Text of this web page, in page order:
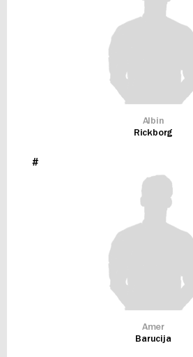
Albin
Rickborg
#
Amer
Barucija